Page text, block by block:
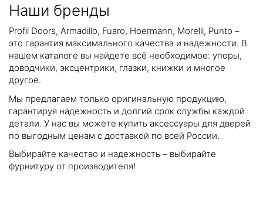
Наши бренды
Profil Doors, Armadillo, Fuaro, Hoermann, Morelli, Punto –
это гарантия максимального качества и надежности. В
нашем каталоге вы найдете всё необходимое: упоры,
доводчики, эксцентрики, глазки, книжки и многое
другое.
Мы предлагаем только оригинальную продукцию,
гарантируя надежность и долгий срок службы каждой
детали. У нас вы можете купить аксессуары для дверей
по выгодным ценам с доставкой по всей России.
Выбирайте качество и надежность – выбирайте
фурнитуру от производителя!